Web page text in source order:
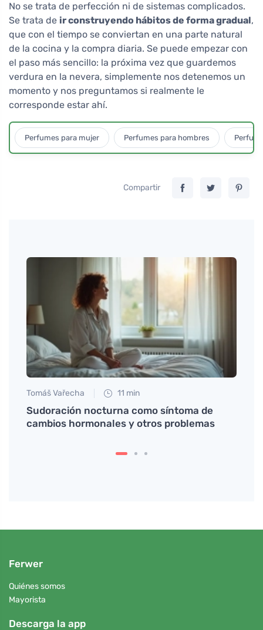
No se trata de perfección ni de sistemas complicados.
Se trata de ir construyendo hábitos de forma gradual,
que con el tiempo se conviertan en una parte natural
de la cocina y la compra diaria. Se puede empezar con
el paso más sencillo: la próxima vez que guardemos
verdura en la nevera, simplemente nos detenemos un
momento y nos preguntamos si realmente le
corresponde estar ahí.
Perfumes para mujer Perfumes para hombres
Compartir
Tomáš Vařecha 11 min
Sudoración nocturna como síntoma de
cambios hormonales y otros problemas
Ferwer
Quiénes somos
Mayorista
Descarga la app